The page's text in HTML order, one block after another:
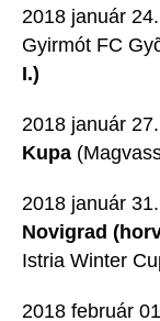
2018
Gyirmót FC Gyõr
I.)
2018 január
Kupa
2018
Novigrad
Istria Winter
2018 február